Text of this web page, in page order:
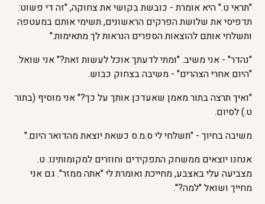
"תראי ט." היא אומרת - כובשת בקושי את צחוקה, "זה די פשוט:
תדפיסי את שלושת הפרקים הראשונים, תשימי אותם במעטפה
ותשלחי אותם להוצאות הספרים הנראות לך מתאימות."
"נהדר" - אני משיב. "ומתי לדעתך אוכל לעשות זאת?" אני שואל.
"היום אחרי הצהרים" - משיבה בצחוק כבוש.
"ואיך תרצה בתור מאמן שאעדכן אותך על כך?" אני מוסיף (בתור
ט.) לסיום.
משיבה בחיוך - "תשלחי לי ס.מ.ס כשאת יוצאת מהדואר היום."
אנחנו יוצאים ממשחק התפקידים וחוזרים למקומותינו. ט.
מצביעה עלי באצבע, מחייכת ואומרת לי "אתה ממזר". גם אני
מחייך ושואל "למה?".